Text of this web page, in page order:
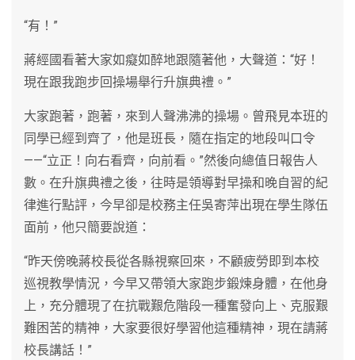
“有！”
蔣經國看著大家如癡如醉地跟隨著他，大聲道：“好！
現在跟我跑步回操場舉行升旗典禮。”
大家跑著，跑著，來到人聲沸沸的操場。曾飛見本班的
同學已經到齊了，他是班長，隨在指定的地段叫口令
——“立正！向右看齊，向前看。”然後向總值日報告人
數。在升旗典禮之後，往時是領導對早操和晚自習的紀
律進行點評，今早卻是校務主任吳寄萍出現在學生隊伍
面前，他只簡要說道：
“昨天傍晚蔣校長從各縣視察回來，不顧疲勞即到本校
巡視教學情況，今早又帶領大家跑步鍛煉身體，在他身
上，充分體現了在抗戰艱危階段一種奮發向上、克服艱
難困苦的精神，大家要很好學習他這種精神，現在請蔣
校長講話！”